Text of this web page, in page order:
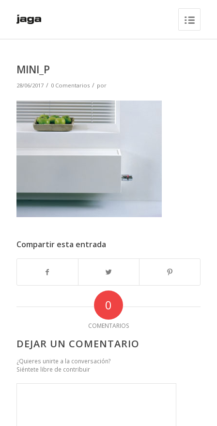
MINI_P
28/06/2017 / 0 Comentarios / por
Compartir esta entrada
0
COMENTARIOS
DEJAR UN COMENTARIO
¿Quieres unirte a la conversación?
Siéntete libre de contribuir